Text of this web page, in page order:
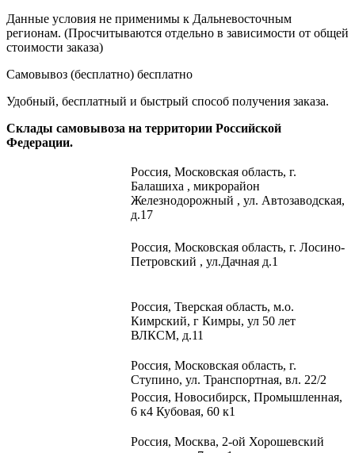
Данные условия не применимы к Дальневосточным
регионам. (Просчитываются отдельно в зависимости от общей
стоимости заказа)
Самовывоз (бесплатно) бесплатно
Удобный, бесплатный и быстрый способ получения заказа.
Склады самовывоза на территории Российской
Федерации.
Россия, Московская область, г.
Балашиха , микрорайон
Железнодорожный , ул. Автозаводская,
д.17
Россия, Московская область, г. Лосино-
Петровский , ул.Дачная д.1
Россия, Тверская область, м.о.
Кимрский, г Кимры, ул 50 лет
ВЛКСМ, д.11
Россия, Московская область, г.
Ступино, ул. Транспортная, вл. 22/2​
Россия, Новосибирск, Промышленная,
6 к4 Кубовая, 60 к1​
Россия, Москва, 2-ой Хорошевский